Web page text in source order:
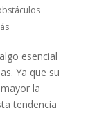
esencial
Ya que su
la
tendencia